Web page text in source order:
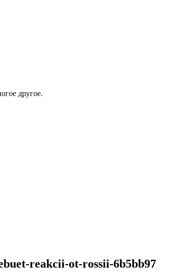
другое.
reakcii-ot-rossii-6b5bb97